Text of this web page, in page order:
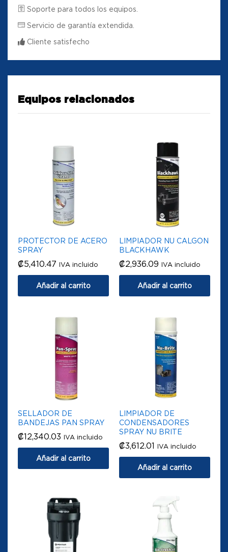
Soporte para todos los equipos.
Servicio de garantía extendida.
Cliente satisfecho
Equipos relacionados
PROTECTOR DE ACERO
SPRAY
₡5,410.47 IVA incluido
Añadir al carrito
LIMPIADOR NU CALGON
BLACKHAWK
₡2,936.09 IVA incluido
Añadir al carrito
SELLADOR DE
BANDEJAS PAN SPRAY
₡12,340.03 IVA incluido
Añadir al carrito
LIMPIADOR DE
CONDENSADORES
SPRAY NU BRITE
₡3,612.01 IVA incluido
Añadir al carrito